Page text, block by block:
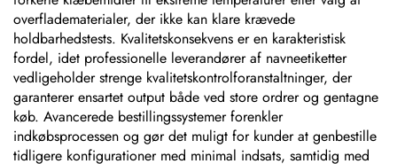
overfladematerialer, der ikke kan klare krævede
holdbarhedstests. Kvalitetskonsekvens er en karakteristisk
fordel, idet professionelle leverandører af navneetiketter
vedligeholder strenge kvalitetskontrolforanstaltninger, der
garanterer ensartet output både ved store ordrer og gentagne
køb. Avancerede bestillingssystemer forenkler
indkøbsprocessen og gør det muligt for kunder at genbestille
tidligere konfigurationer med minimal indsats, samtidig med